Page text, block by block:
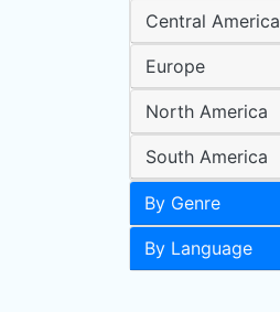
Central America
Europe
North America
South America
By Genre
By Language